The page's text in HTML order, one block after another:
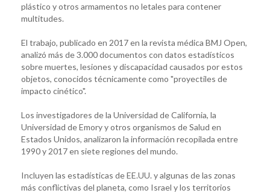
plástico y otros armamentos no letales para contener
multitudes.
El trabajo, publicado en 2017 en la revista médica BMJ Open,
analizó más de 3.000 documentos con datos estadísticos
sobre muertes, lesiones y discapacidad causados por estos
objetos, conocidos técnicamente como "proyectiles de
impacto cinético".
Los investigadores de la Universidad de California, la
Universidad de Emory y otros organismos de Salud en
Estados Unidos, analizaron la información recopilada entre
1990 y 2017 en siete regiones del mundo.
Incluyen las estadísticas de EE.UU. y algunas de las zonas
más conflictivas del planeta, como Israel y los territorios